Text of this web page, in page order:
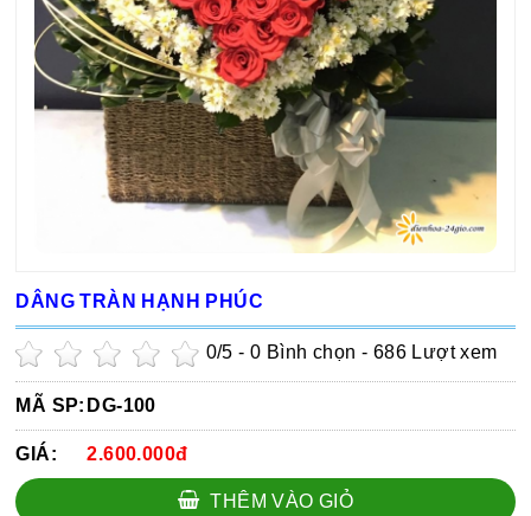
DÂNG TRÀN HẠNH PHÚC
0/5 -0 Bình chọn - 686 Lượt xem
MÃ SP: DG-100
GIÁ: 2.600.000đ
THÊM VÀO GIỎ